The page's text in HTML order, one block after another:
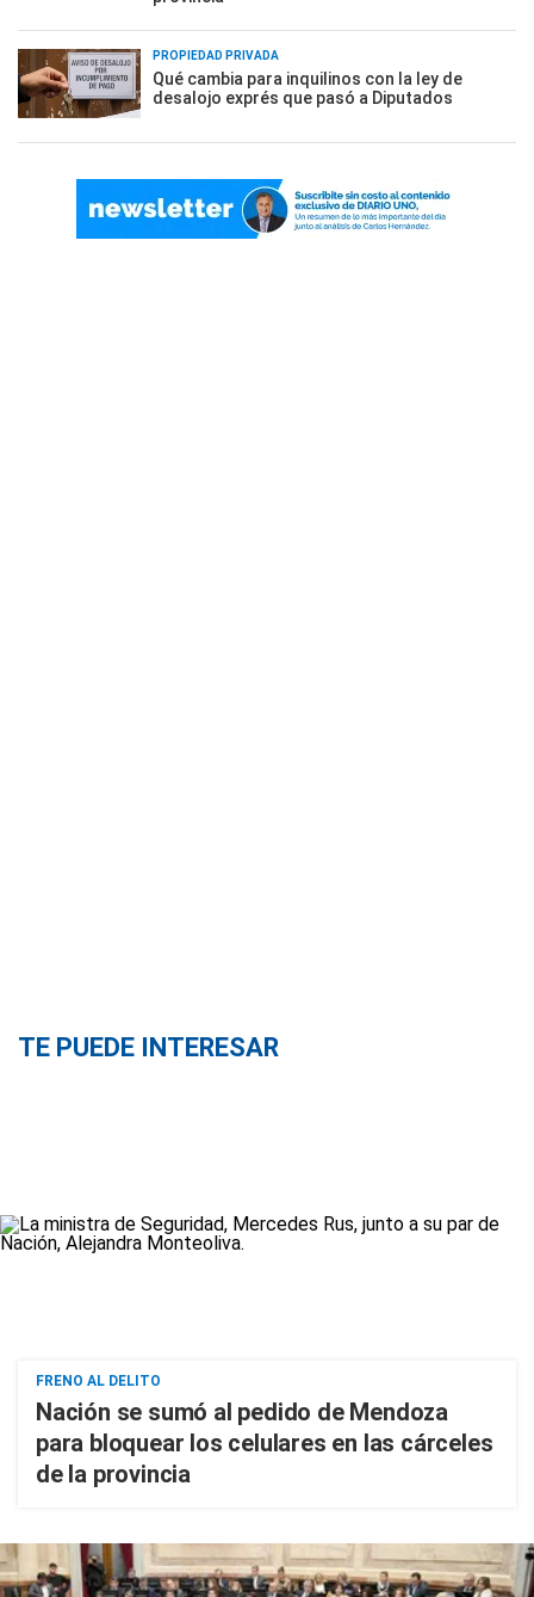
PROPIEDAD PRIVADA
Qué cambia para inquilinos con la ley de
desalojo exprés que pasó a Diputados
TE PUEDE INTERESAR
FRENO AL DELITO
Nación se sumó al pedido de Mendoza
para bloquear los celulares en las cárceles
de la provincia